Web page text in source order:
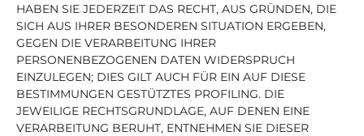
HABEN SIE JEDERZEIT DAS RECHT, AUS GRÜNDEN, DIE
SICH AUS IHRER BESONDEREN SITUATION ERGEBEN,
GEGEN DIE VERARBEITUNG IHRER
PERSONENBEZOGENEN DATEN WIDERSPRUCH
EINZULEGEN; DIES GILT AUCH FÜR EIN AUF DIESE
BESTIMMUNGEN GESTÜTZTES PROFILING. DIE
JEWEILIGE RECHTSGRUNDLAGE, AUF DENEN EINE
VERARBEITUNG BERUHT, ENTNEHMEN SIE DIESER